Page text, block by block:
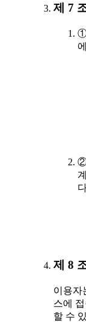
제 7
①
②
제 8
이용자
스에
할 수